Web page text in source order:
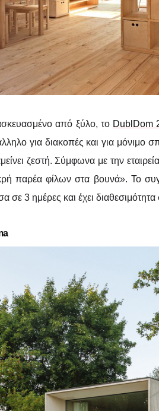
από ξύλο, το DublDom
για διακοπές και για μόνιμο
ζεστή. Σύμφωνα με την
παρέα φίλων στα βουνά». Το
σε 3 ημέρες και έχει